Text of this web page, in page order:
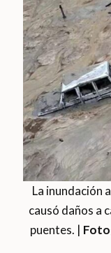
La inundación
causó daños a
puentes. |